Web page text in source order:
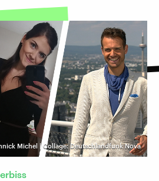
Michel | Collage: Deutschlandfunk Nova